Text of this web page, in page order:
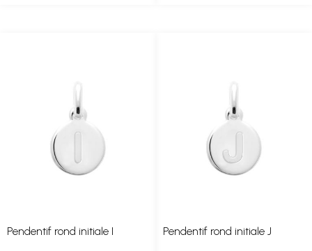
Pendentif rond initiale I Pendentif rond initiale J